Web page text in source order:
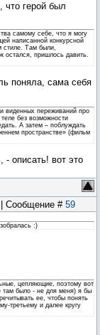
что герой был
самому себе, что я могу
написанной конкурсной
стиле. Там были,
остался, пришлось давить.
поняла, сама себя
виденных переживаний про
без возможности
А затем – поблуждать
пространстве» (фильм
- описать! вот это
| Сообщение # 59
:)
цепляющие, поэтому вот
там было - не для меня) я бы
ее, чтобы понять
третьему и далее кругу